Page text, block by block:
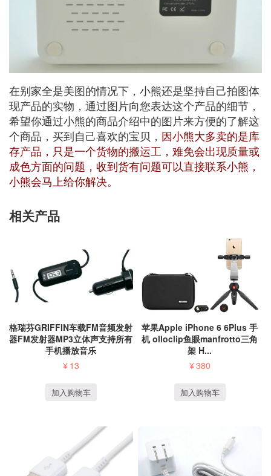
在别家全是美图的情况下，小熊还是坚持自己拍图体
现产品的实物，通过图片向您表达这个产品的细节，
希望你通过小熊的商品介绍中的图片来方便的了解这
个商品，买到自己喜欢的宝贝， 因小熊大多卖的是库
存产品，只是一个货物的搬运工，难免会出现质量或
成色方面的问题，收到货有问题可以直接联系小熊，
小熊会马上给你解决。
相关产品
格瑞芬GRIFFIN车载FM音频发射
器FM发射器MP3立体声支持所有
手机播放音乐
¥ 13
加入购物车
苹果Apple iPhone 6 6Plus 手
机 olloclip鱼眼manfrotto三角
架 H...
¥380
加入购物车